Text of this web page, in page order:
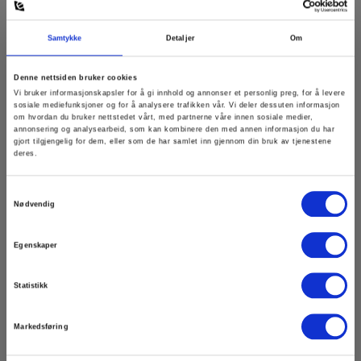
Samtykke Detaljer Om
Denne nettsiden bruker cookies
Vi bruker informasjonskapsler for å gi innhold og annonser et personlig preg, for å levere
sosiale mediefunksjoner og for å analysere trafikken vår. Vi deler dessuten informasjon
om hvordan du bruker nettstedet vårt, med partnerne våre innen sosiale medier,
annonsering og analysearbeid, som kan kombinere den med annen informasjon du har
gjort tilgjengelig for dem, eller som de har samlet inn gjennom din bruk av tjenestene
deres.
Nødvendig
Egenskaper
Statistikk
Markedsføring
Les mer Kjøp nå